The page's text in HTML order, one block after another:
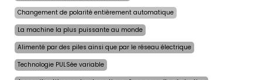
Changement de polarité entièrement automatique
La machine la plus puissante au monde
Alimenté par des piles ainsi que par le réseau électrique
Technologie PULSée variable